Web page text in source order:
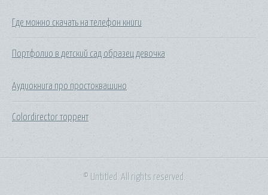
Где можно скачать на телефон книги
Портфолио в детский сад образец девочка
Аудиокнига про простоквашино
Colordirector торрент
© Untitled. All rights reserved.